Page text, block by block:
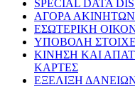
SPECIAL DATA
ΑΓΟΡΑ ΑΚΙΝΗΤΩΝ
ΕΣΩΤΕΡΙΚΗ
ΥΠΟΒΟΛΗ
ΚΙΝΗΣΗ ΚΑΙ
ΚΑΡΤΕΣ
ΕΞΕΛΙΞΗ